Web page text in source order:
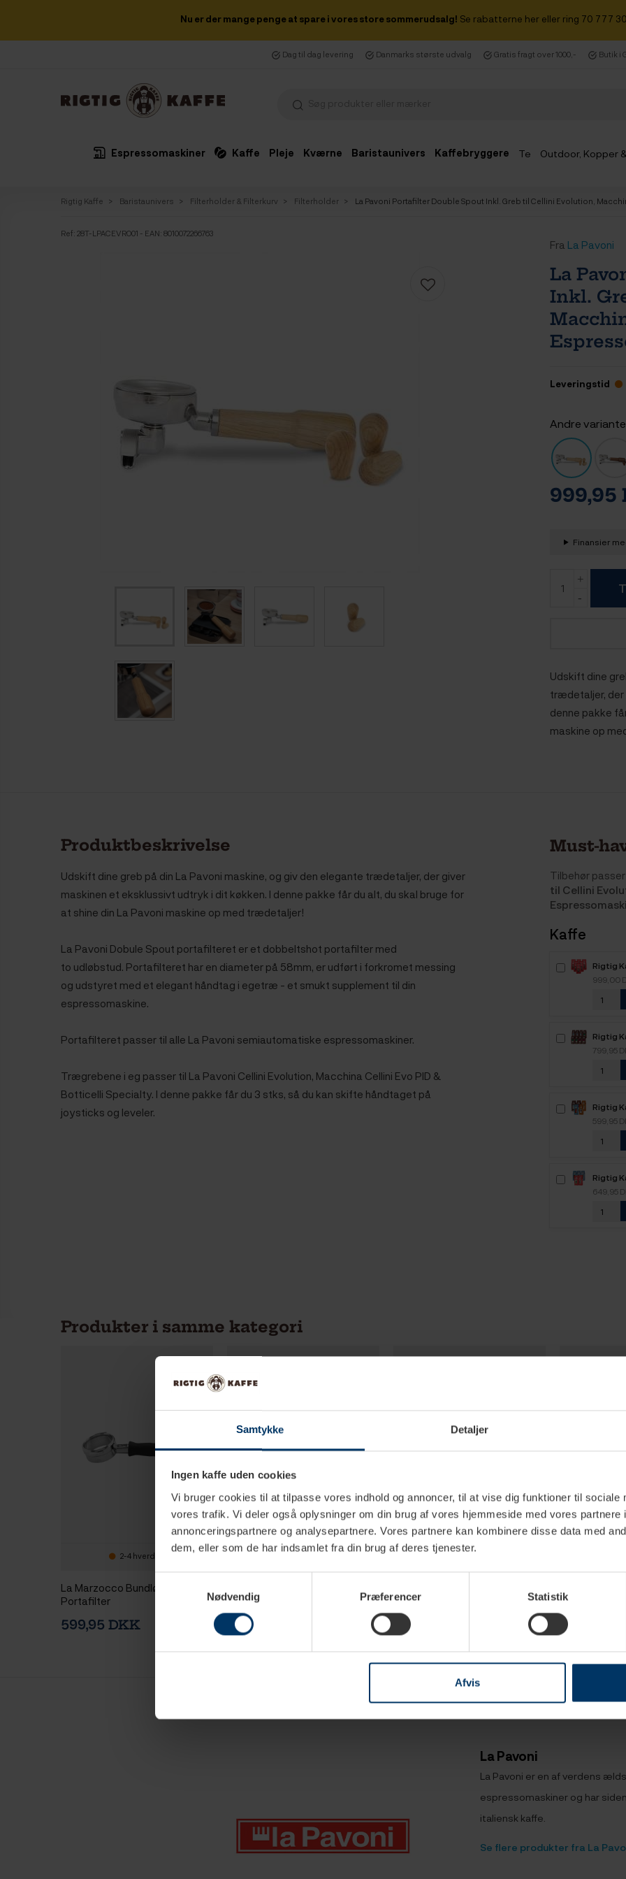
Samtykke Detaljer
Ingen kaffe uden cookies
Vi bruger cookies til at tilpasse vores indhold og annoncer, til at vise dig funktioner til sociale
vores trafik. Vi deler også oplysninger om din brug af vores hjemmeside med vores partnere
annonceringspartnere og analysepartnere. Vores partnere kan kombinere disse data med
dem, eller som de har indsamlet fra din brug af deres tjenester.
Nødvendig
Præferencer Statistik
Afvis
Nu er der mange penge at spare i vores store sommerudsalg! Se rabatterne her eller ring 70 777
Dag til dag levering Danmarks største udvalg Gratis fragt over 1000,- Butik i
Espressomaskiner Kaffe Pleje Kværne Baristaunivers Kaffebryggere Te Outdoor, Kopper
Rigtig Kaffe Baristaunivers Filterholder & Filterkurv Filterholder
La Pavoni Portafilter Double Spout Inkl. Greb til Cellini Evolution,
Ref: 28T-LPACEVRO01 - EAN: 8010072266763
Fra La Pavoni
La
Inkl.
Leveringstid
Andre
999,95
Finansier
Udskift dine
trædetaljer, der
denne pakke
maskine op
Produktbeskrivelse
Udskift dine greb på din La Pavoni maskine, og giv den elegante trædetaljer, der giver
maskinen et eksklussivt udtryk i dit køkken. I denne pakke får du alt, du skal bruge for
at shine din La Pavoni maskine op med trædetaljer!
La Pavoni Dobule Spout portafilteret er et dobbeltshot portafilter med
to udløbstud. Portafilteret har en diameter på 58mm, er udført i forkromet messing
og udstyret med et elegant håndtag i egetræ - et smukt supplement til din
espressomaskine.
Portafilteret passer til alle La Pavoni semiautomatiske espressomaskiner.
Trægrebene i eg passer til La Pavoni Cellini Evolution, Macchina Cellini Evo PID &
Botticelli Specialty. I denne pakke får du 3 stks, så du kan skifte håndtaget på
joysticks og leveler.
Must-
Tilbehør
til Cellini
Kaffe
Rigtig
Intenso
999,00
Rigtig
799,95
Rigtig
2,1kg
599,95
Rigtig
2,5kg
649,95
Produkter i samme kategori
2-4 hverdage
La Marzocco Bundløs
Portafilter
599,95 DKK
2-4 hverdage
Spout Ahorn
1.799,00 DKK
2-4 hverdage
Portafilter Ahorn
1.799,95 DKK
Portafilter
1.799,95
La Pavoni
La Pavoni er en af ​​verdens
espressomaskiner og har
italiensk kaffe.
Se flere produkter fra La